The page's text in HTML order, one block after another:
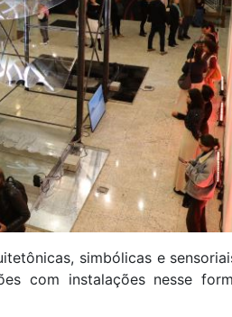
simbólicas e
com instalações nesse